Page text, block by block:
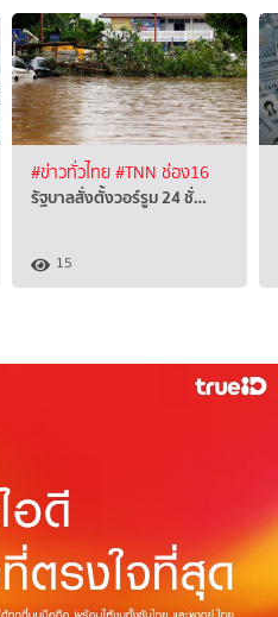
#ข่าวทั่วไทย#TNN ช่อง16
รัฐบาลสั่งตั้งวอร์รูม 24 ชั่…
15